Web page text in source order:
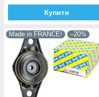
Купити
Made in FRANCE! –20%